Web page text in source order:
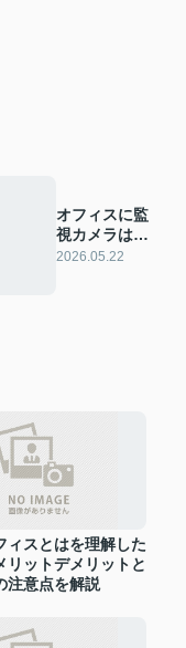
オフィスに監
視カメラは必
要？導入の注
2026.05.22
ィスとはを理解した
リットデメリットと
注意点を解説